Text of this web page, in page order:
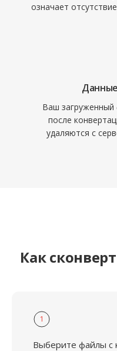
означает
Ваш загруженный
после
удаляются с
Как
1
Выберите файлы с